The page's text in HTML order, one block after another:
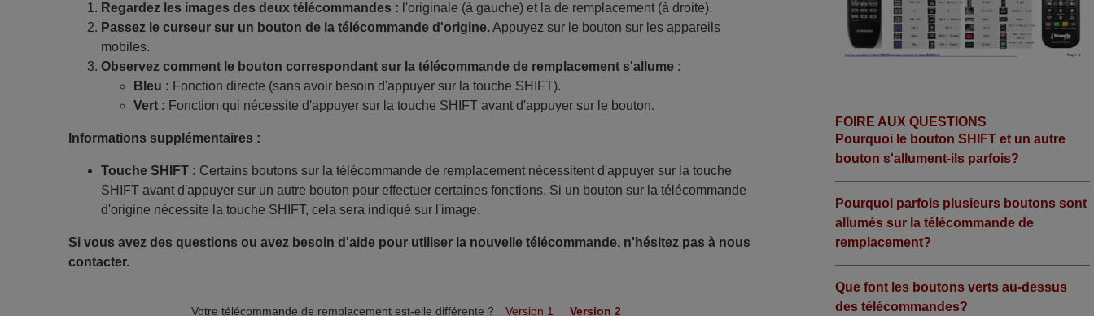
Regardez les images des deux télécommandes : l'originale (à gauche) et la de remplacement (à droite).
Passez le curseur sur un bouton de la télécommande d'origine.Appuyez sur le bouton sur les appareils
mobiles.
Observez comment le bouton correspondant sur la télécommande de remplacement s'allume :
Bleu : Fonction directe (sans avoir besoin d'appuyer sur la touche SHIFT).
Vert : Fonction qui nécessite d'appuyer sur la touche SHIFT avant d'appuyer sur le bouton.
Informations supplémentaires :
Touche SHIFT : Certains boutons sur la télécommande de remplacement nécessitent d'appuyer sur la touche
SHIFT avant d'appuyer sur un autre bouton pour effectuer certaines fonctions. Si un bouton sur la télécommande
d'origine nécessite la touche SHIFT, cela sera indiqué sur l'image.
Si vous avez des questions ou avez besoin d'aide pour utiliser la nouvelle télécommande, n'hésitez pas à nous
contacter.
Votre télécommande de remplacement est-elle différente ? Version 1 Version 2
FOIRE AUX QUESTIONS
Pourquoi le bouton SHIFT et un autre
bouton s'allument-ils parfois?
Pourquoi parfois plusieurs boutons sont
allumés sur la télécommande de
remplacement?
Que font les boutons verts au-dessus
des télécommandes?